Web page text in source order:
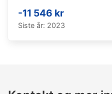
-11 546 kr
Siste år: 2023